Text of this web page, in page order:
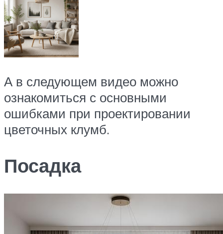
А в следующем видео можно
ознакомиться с основными
ошибками при проектировании
цветочных клумб.
Посадка